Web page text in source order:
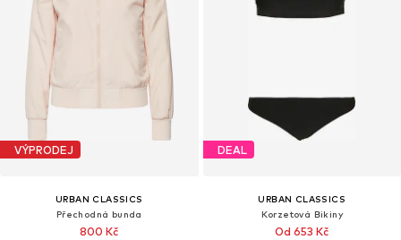
VÝPRODEJ
URBAN CLASSICS
Přechodná bunda
800 Kč
DEAL
URBAN CLASSICS
Korzetová Bikiny
Od 653 Kč